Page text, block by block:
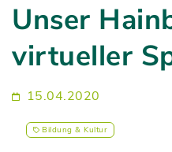
Unser
virtueller
15.04.2020
Bildung & Kultur